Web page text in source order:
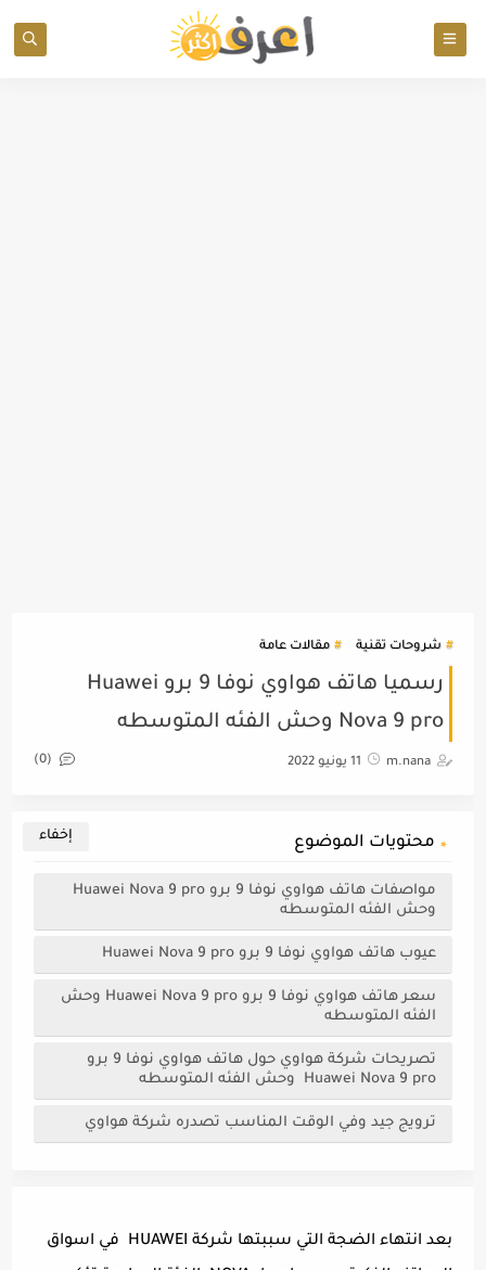
شروحات تقنية مقالات عامة
رسميا هاتف هواوي نوفا 9 برو Huawei
Nova 9 pro وحش الفئه المتوسطه
m.nana 11 يونيو 2022 (0)
محتويات الموضوع
مواصفات هاتف هواوي نوفا 9 برو Huawei Nova 9 pro
وحش الفئه المتوسطه
عيوب هاتف هواوي نوفا 9 برو Huawei Nova 9 pro
سعر هاتف هواوي نوفا 9 برو Huawei Nova 9 pro وحش
الفئه المتوسطه
تصريحات شركة هواوي حول هاتف هواوي نوفا 9 برو
Huawei Nova 9 pro وحش الفئه المتوسطه
ترويج جيد وفي الوقت المناسب تصدره شركة هواوي
بعد انتهاء الضجة التي سببتها شركة HUAWEI في اسواق